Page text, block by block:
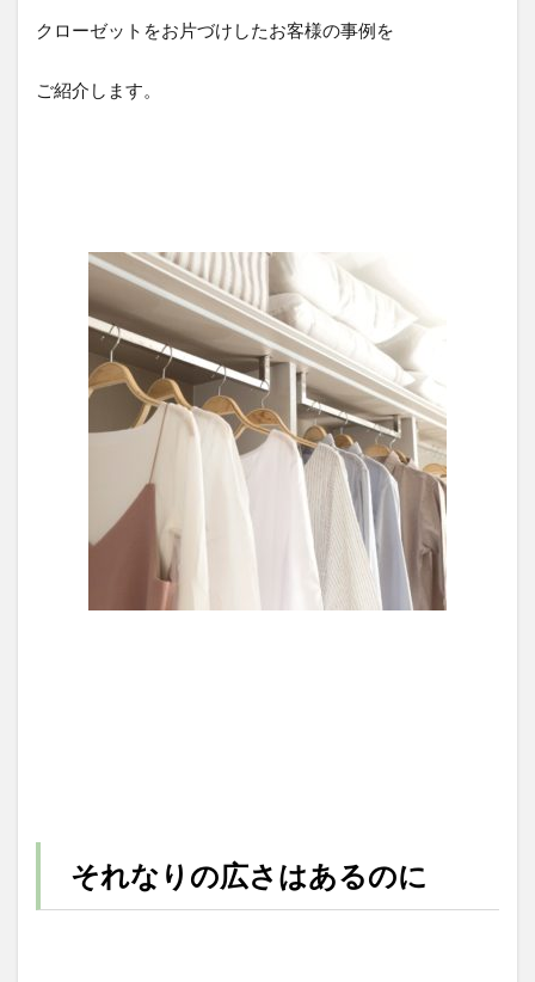
クローゼットをお片づけしたお客様の事例を
ご紹介します。
それなりの広さはあるのに